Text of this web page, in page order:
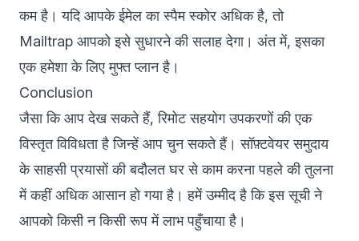
कम है। यदि आपके ईमेल का स्पैम स्कोर अधिक है, तो
Mailtrap आपको इसे सुधारने की सलाह देगा। अंत में, इसका
एक हमेशा के लिए मुफ्त प्लान है।
Conclusion
जैसा कि आप देख सकते हैं, रिमोट सहयोग उपकरणों की एक
विस्तृत विविधता है जिन्हें आप चुन सकते हैं। सॉफ़्टवेयर समुदाय
के साहसी प्रयासों की बदौलत घर से काम करना पहले की तुलना
में कहीं अधिक आसान हो गया है। हमें उम्मीद है कि इस सूची ने
आपको किसी न किसी रूप में लाभ पहुँचाया है।